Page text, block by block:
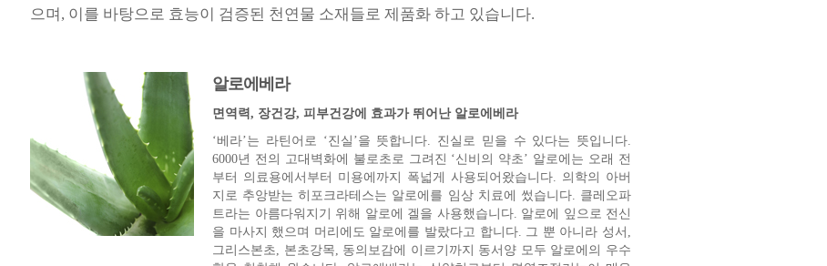
으며, 이를 바탕으로 효능이 검증된 천연물 소재들로 제품화 하고 있습니다.
알로에베라
면역력, 장건강, 피부건강에 효과가 뛰어난 알로에베라
‘베라’는 라틴어로 ‘진실’을 뜻합니다. 진실로 믿을 수 있다는 뜻입니다.
6000년 전의 고대벽화에 불로초로 그려진 ‘신비의 약초’ 알로에는 오래 전
부터 의료용에서부터 미용에까지 폭넓게 사용되어왔습니다. 의학의 아버
지로 추앙받는 히포크라테스는 알로에를 임상 치료에 썼습니다. 클레오파
트라는 아름다워지기 위해 알로에 겔을 사용했습니다. 알로에 잎으로 전신
을 마사지 했으며 머리에도 알로에를 발랐다고 합니다. 그 뿐 아니라 성서,
그리스본초, 본초강목, 동의보감에 이르기까지 동서양 모두 알로에의 우수